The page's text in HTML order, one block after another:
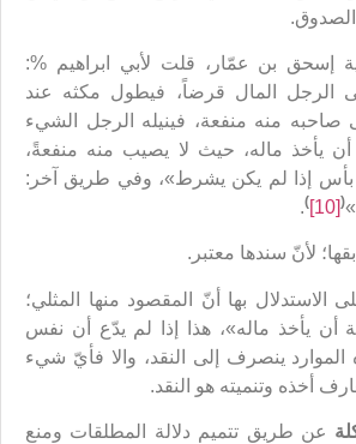
إسحق بن عمّار، قلت لأبي ابراهيم %:
الرجل المال قرضاً، فيطول مكثه عند
صاحبه منه منفعة، فينيله الرجل الشيء
أن يأخذ ماله، حيث لا يصيب منه منفعةً،
بأس إذا لم يكن يشرط»، وفي طريق آخر:
(
[10]
)
.
لأنّ سندها معتبر.
الاستدلال بها أنّ المقصود منها المثلي؛
أن يأخذ ماله»، هذا إذا لم يدّع أن نفس
الموارد ينصرف إلى النقد، والا فأيّ شيء
أخذه وتنميته هو النقد.
عن طريق تتميم دلالة المطلقات ومنع